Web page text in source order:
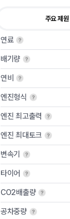
주요 제원
연료
배기량
연비
엔진형식
엔진 최고출력
엔진 최대토크
변속기
타이어
CO2배출량
공차중량